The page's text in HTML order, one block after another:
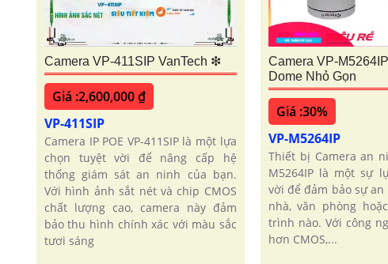
Camera VP-411SIP VanTech ❇
Giá :2,600,000 ₫
VP-411SIP
Camera IP POE VP-411SIP là một lựa
chọn tuyệt vời để nâng cấp hệ
thống giám sát an ninh của bạn.
Với hình ảnh sắt nét và chip CMOS
chất lượng cao, camera này đảm
bảo thu hình chính xác với màu sắc
tươi sáng
Camera VP-
Dome Nhỏ Gọn
Giá :30%
VP-M5264IP
Thiết bị Camera an
M5264IP là một sự
vời để đảm bảo sự an
nhà, văn phòng
trình nào. Với công
hơn CMOS,...